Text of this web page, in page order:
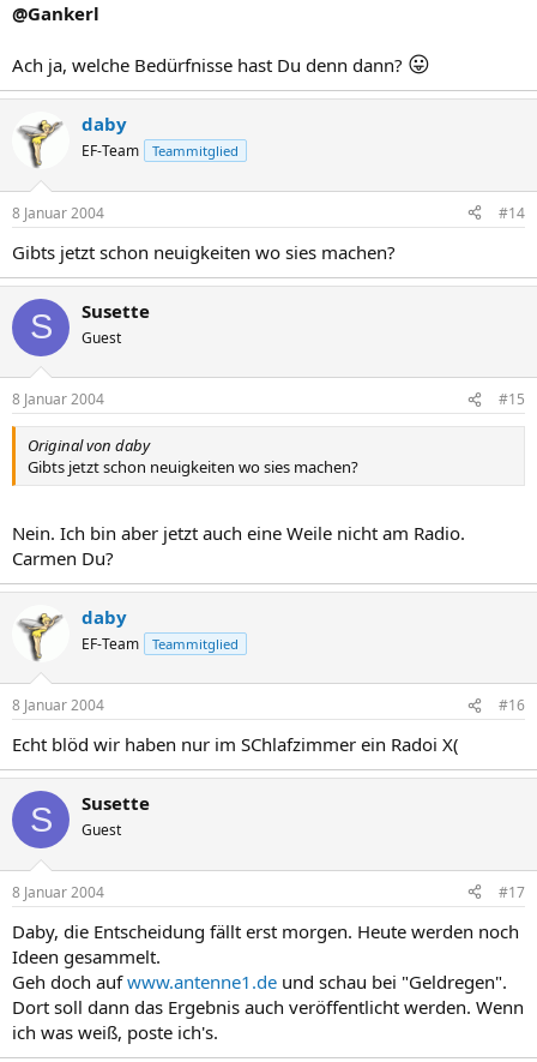
@Gankerl
Ach ja, welche Bedürfnisse hast Du denn dann? 😛
daby
EF-Team Teammitglied
8 Januar 2004 #14
Gibts jetzt schon neuigkeiten wo sies machen?
S Susette
Guest
8 Januar 2004 #15
Original von daby
Gibts jetzt schon neuigkeiten wo sies machen?
Nein. Ich bin aber jetzt auch eine Weile nicht am Radio.
Carmen Du?
daby
EF-Team Teammitglied
8 Januar 2004 #16
Echt blöd wir haben nur im SChlafzimmer ein Radoi X(
S Susette
Guest
8 Januar 2004 #17
Daby, die Entscheidung fällt erst morgen. Heute werden noch
Ideen gesammelt.
Geh doch aufwww.antenne1.de und schau bei "Geldregen".
Dort soll dann das Ergebnis auch veröffentlicht werden. Wenn
ich was weiß, poste ich's.